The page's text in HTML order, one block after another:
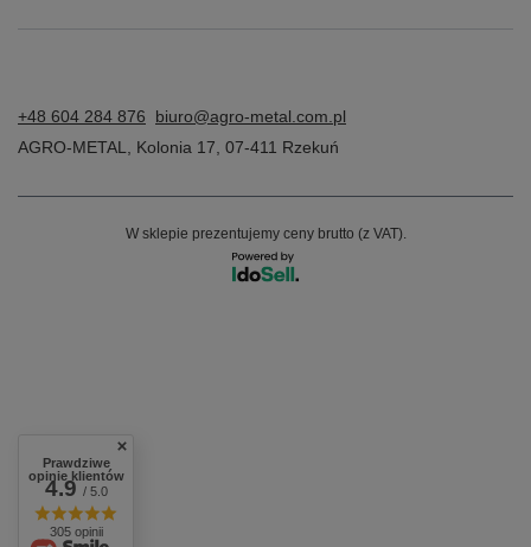
+48 604 284 876
biuro@agro-metal.com.pl
AGRO-METAL
Kolonia 17 07-411 Rzekuń
W sklepie prezentujemy ceny brutto (z VAT).
Prawdziwe
opinie klientów
4.9/ 5.0
305 opinii